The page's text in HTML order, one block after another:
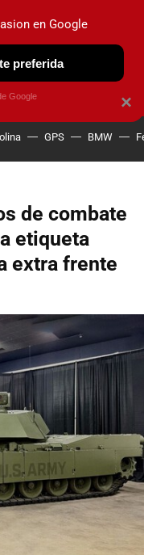
OBSERVATORIO
GPS BMW
de combate
etiqueta
extra frente
×
en Google
preferida
Google